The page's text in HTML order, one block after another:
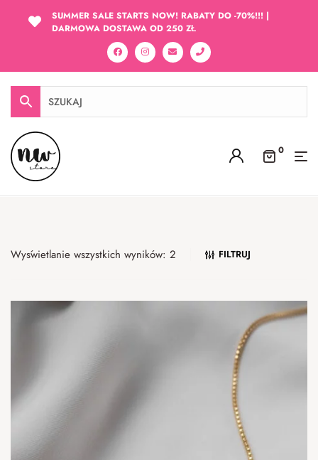
SUMMER SALE STARTS NOW! RABATY DO -70%!!! |
DARMOWA DOSTAWA OD 250 ZŁ
0
Wyświetlanie wszystkich wyników: 2 FILTRUJ